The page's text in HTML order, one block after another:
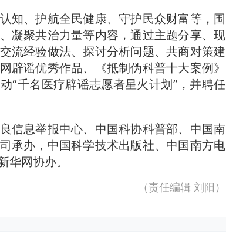
知、护航全民健康、守护民众财富等，围
凝聚共治力量等内容，通过主题分享、现
流经验做法、探讨分析问题、共商对策建
辟谣优秀作品、《抵制伪科普十大案例》
“千名医疗辟谣志愿者星火计划”，并聘任
信息举报中心、中国科协科普部、中国南
承办，中国科学技术出版社、中国南方电
华网协办。
（责任编辑 刘阳 ）